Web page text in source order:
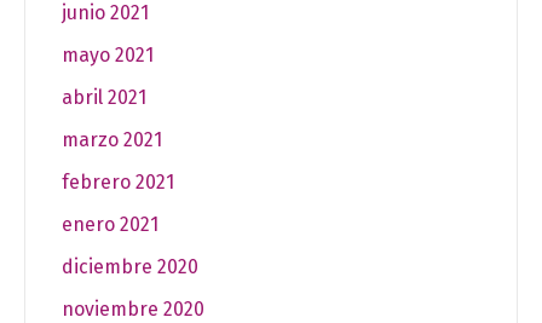
junio 2021
mayo 2021
abril 2021
marzo 2021
febrero 2021
enero 2021
diciembre 2020
noviembre 2020